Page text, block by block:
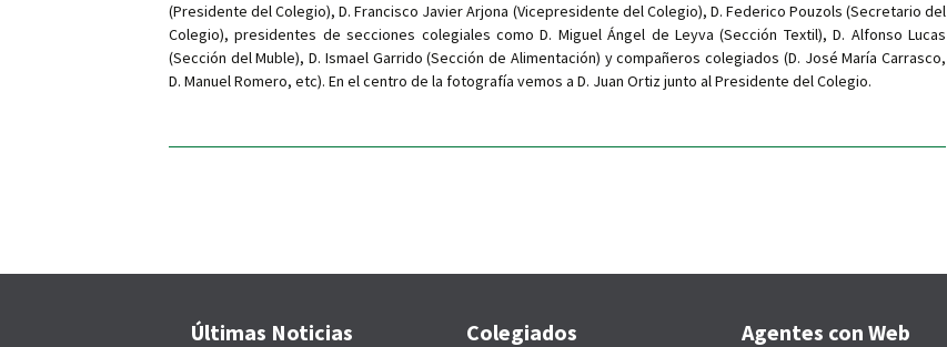
(Presidente del Colegio), D. Francisco Javier Arjona (Vicepresidente del Colegio), D. Federico Pouzols (Secretario del
Colegio), presidentes de secciones colegiales como D. Miguel Ángel de Leyva (Sección Textil), D. Alfonso Lucas
(Sección del Muble), D. Ismael Garrido (Sección de Alimentación) y compañeros colegiados (D. José María Carrasco,
D. Manuel Romero, etc). En el centro de la fotografía vemos a D. Juan Ortiz junto al Presidente del Colegio.
Últimas Noticias Colegiados Agentes con Web